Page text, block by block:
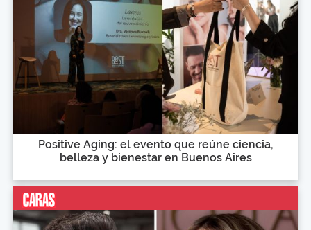
Positive Aging: el evento que reúne ciencia,
belleza y bienestar en Buenos Aires